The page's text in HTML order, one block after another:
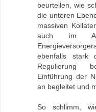
beurteilen, wie
die unteren
massiven
auch im
ebenfalls stark
Regulierung
Einführung der
an begleitet und
So schlimm,